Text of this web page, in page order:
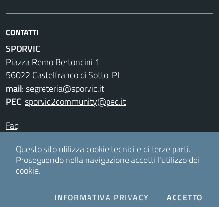
CONTATTI
SPORVIC
Piazza Remo Bertoncini 1
56022 Castelfranco di Sotto, PI
mail:segreteria@sporvic.it
PEC:sporvic2community@pec.it
Faq
Privacy & Cookies
Questo sito utilizza cookie tecnici e di terze parti.
Proseguendo nella navigazione accetti l'utilizzo dei
cookie.
INFORMATIVA PRIVACY COOKIES
ACCETTO